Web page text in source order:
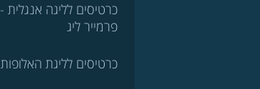
כרטיסים לליגה אנגלית -
פרמייר ליג
כרטיסים לליגת האלופות